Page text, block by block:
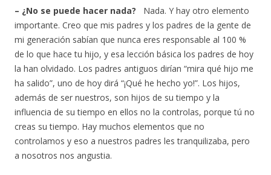
– ¿No se puede hacer nada? Nada. Y hay otro elemento
importante. Creo que mis padres y los padres de la gente de
mi generación sabían que nunca eres responsable al 100 %
de lo que hace tu hijo, y esa lección básica los padres de hoy
la han olvidado. Los padres antiguos dirían “mira qué hijo me
ha salido”, uno de hoy dirá “¡Qué he hecho yo!”. Los hijos,
además de ser nuestros, son hijos de su tiempo y la
influencia de su tiempo en ellos no la controlas, porque tú no
creas su tiempo. Hay muchos elementos que no
controlamos y eso a nuestros padres les tranquilizaba, pero
a nosotros nos angustia.